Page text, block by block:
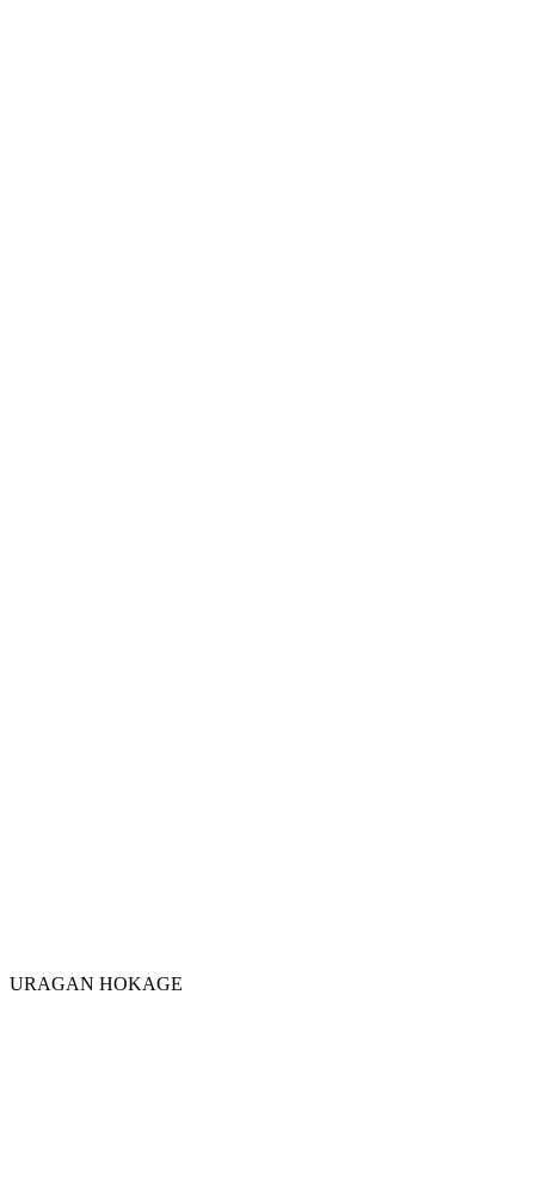
URAGAN HOKAGE